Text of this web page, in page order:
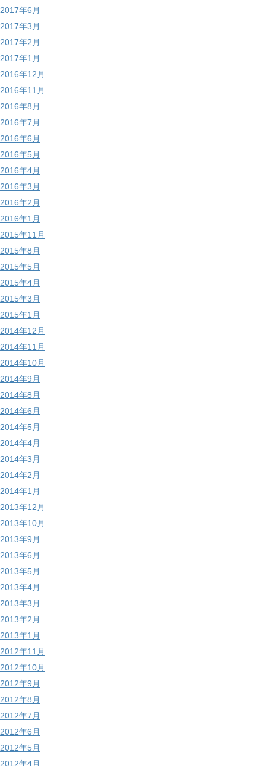
2017年6月
2017年3月
2017年2月
2017年1月
2016年12月
2016年11月
2016年8月
2016年7月
2016年6月
2016年5月
2016年4月
2016年3月
2016年2月
2016年1月
2015年11月
2015年8月
2015年5月
2015年4月
2015年3月
2015年1月
2014年12月
2014年11月
2014年10月
2014年9月
2014年8月
2014年6月
2014年5月
2014年4月
2014年3月
2014年2月
2014年1月
2013年12月
2013年10月
2013年9月
2013年6月
2013年5月
2013年4月
2013年3月
2013年2月
2013年1月
2012年11月
2012年10月
2012年9月
2012年8月
2012年7月
2012年6月
2012年5月
2012年4月